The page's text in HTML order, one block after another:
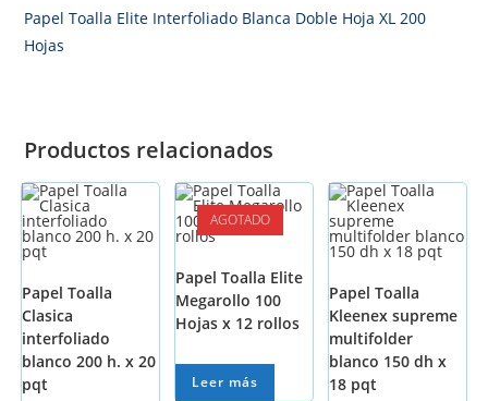
Papel Toalla Elite Interfoliado Blanca Doble Hoja XL 200
Hojas
Productos relacionados
Papel Toalla
Clasica
interfoliado
blanco 200 h. x 20
pqt
AGOTADO
Papel Toalla Elite
Megarollo 100
Hojas x 12 rollos
Leer más
Papel Toalla
Kleenex supreme
multifolder
blanco 150 dh x
18 pqt